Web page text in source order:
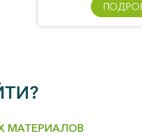
МАТЕРИАЛОВ